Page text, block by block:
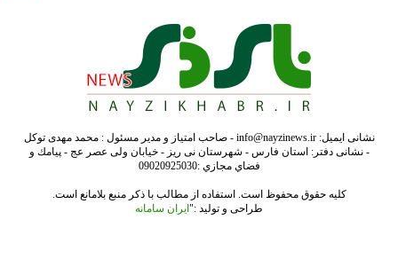
نشانی ایمیل: info@nayzinews.ir - صاحب امتیاز و مدیر مسئول : محمد مهدی توکل
- نشانی دفتر: استان فارس - شهرستان نی ریز - خیابان ولی عصر عج - پيامك و
فضاي مجازي :09020925030
کلیه حقوق محفوظ است. استفاده از مطالب با ذکر منبع بلامانع است.
طراحی و تولید :"ایران سامانه